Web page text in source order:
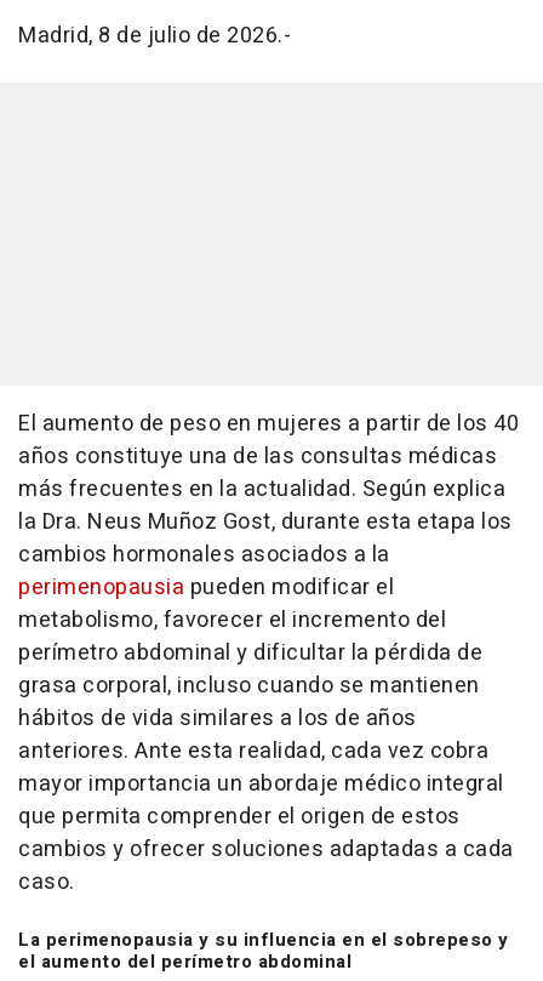
Madrid, 8 de julio de 2026.-
El aumento de peso en mujeres a partir de los 40
años constituye una de las consultas médicas
más frecuentes en la actualidad. Según explica
la Dra. Neus Muñoz Gost, durante esta etapa los
cambios hormonales asociados a la
perimenopausia pueden modificar el
metabolismo, favorecer el incremento del
perímetro abdominal y dificultar la pérdida de
grasa corporal, incluso cuando se mantienen
hábitos de vida similares a los de años
anteriores. Ante esta realidad, cada vez cobra
mayor importancia un abordaje médico integral
que permita comprender el origen de estos
cambios y ofrecer soluciones adaptadas a cada
caso.
La perimenopausia y su influencia en el sobrepeso y
el aumento del perímetro abdominal